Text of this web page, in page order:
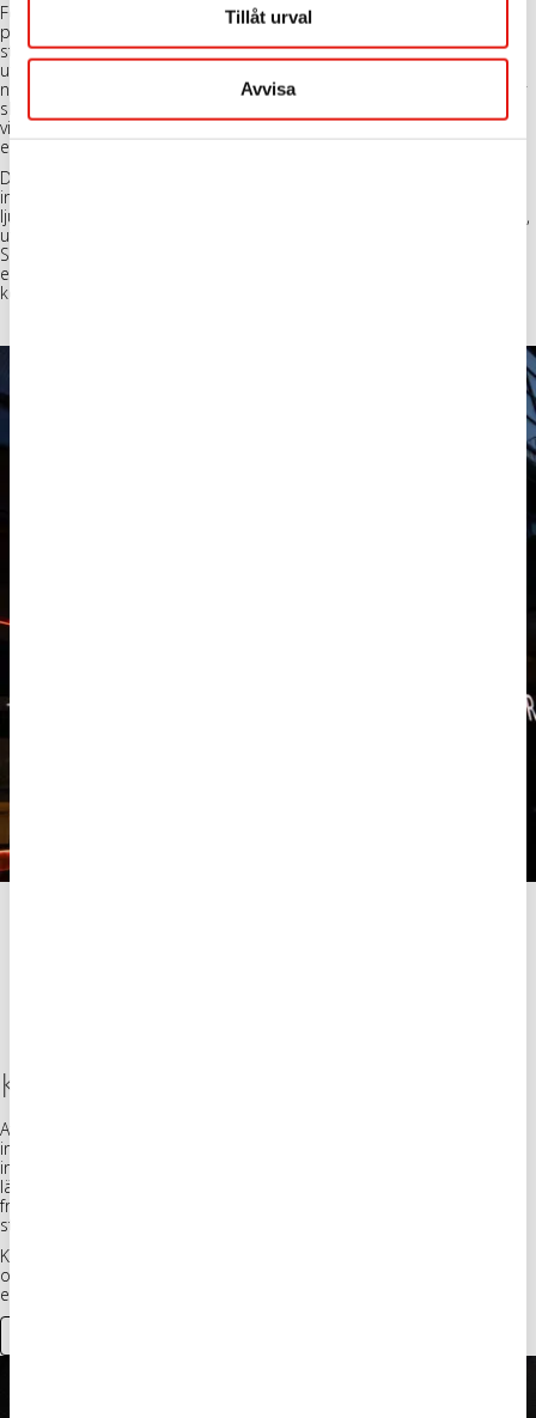
Tillåt urval
Avvisa
För att maximera synligheten och dess effekt på förbipasserande
placerade vi en stor, färgstark neonskylt precis framför Snackbars
stora glasfönster. Genom att montera skylten på en ram strax
utanför glaset skapades en spännande effekt av transparens där
neonljuset syns både utifrån och inifrån restaurangen. Placeringen av
skylten gör att den känns nästan svävande framför restaurangen,
vilket både förstärker atmosfären utomhus och ger förbipasserande
en hint av vad som väntar inuti.
Det finns något nästan magnetiskt i kombinationen av neonets
intensiva, klara färger och den transparenta glasfasaden som låter
ljuset brytas på flera sätt. Skylten är inte bara en informationsbärare,
utan också ett konstverk i sig som omedelbart sätter rätt ton för
Snackbars unika restaurangmiljö. Oavsett om gästerna kommer för
en snabb lunch eller en sen kvällsmåltid, så blir skylten den första
kontakten som ger en föraning om den upplevelse som väntar.
Kebaben står i centrum
Att kebaben är Snackbars hjärta märks både i deras meny och
inredning. Neonskyltarna, som är installerade både utomhus och
inomhus, skapar en atmosfär som känns lika avslappnad och
lättillgänglig som själva konceptet. Gästerna kan njuta av en snabb,
fransk-inspirerad måltid i en miljö som bjuder på en mix av urban
storstadspuls och sydfransk charm.
Kontakta oss idag, så hjälper vi dig att hitta den perfekta lösningen –
oavsett om det handlar om en modern diner, en urban restaurang
eller en plats som behöver ett extra sken av neonmagi.